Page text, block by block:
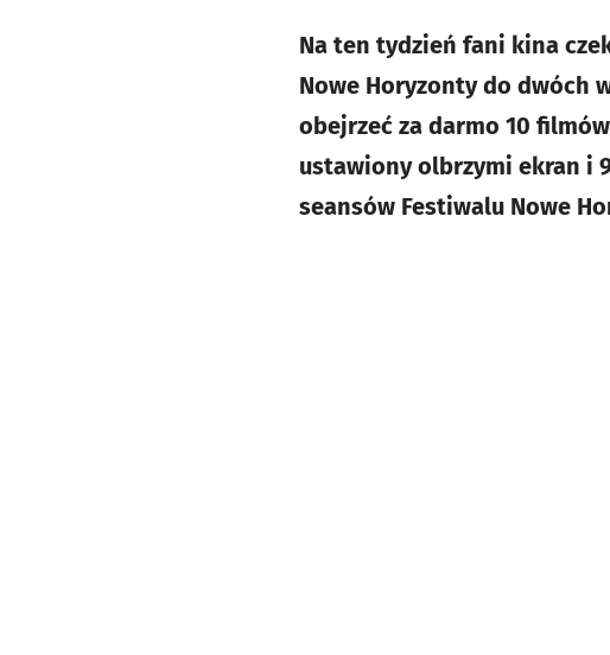
Na ten tydzień fani kina
Nowe Horyzonty do dwóch
obejrzeć za darmo 10
ustawiony olbrzymi ekran i
seansów Festiwalu Nowe